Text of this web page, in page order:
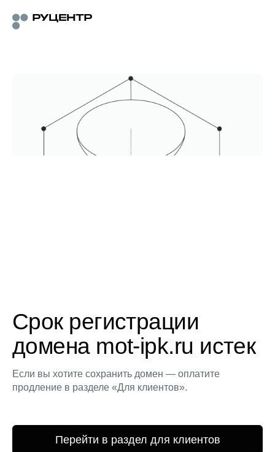
Срок регистрации
домена mot-ipk.ru истек
Если вы хотите сохранить домен — оплатите
продление в разделе «Для клиентов».
Перейти в раздел для клиентов